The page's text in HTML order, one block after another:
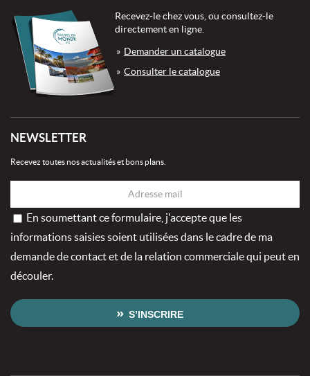
Recevez-le chez vous, ou consultez-le
directement en ligne.
Demander un catalogue
Consulter le catalogue
NEWSLETTER
Recevez toutes nos actualités et bons plans.
En soumettant ce formulaire, j'accepte que les
informations saisies soient utilisées dans le cadre de ma
demande de contact et de la relation commerciale qui peut en
découler.
S’INSCRIRE